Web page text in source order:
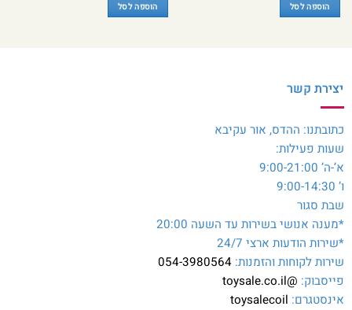
הוספה לסל הוספה לסל
יצירת קשר
כתובתנו: ההדס, אור עקיבא
שעות פעילות:
א’-ה’ 9:00-21:00
ו’ 9:00-14:30
שבת סגור
*מענה אנושי בשירות עד השעה 20:00
*שירות הודעות ארצי 24/7
שירות לקוחות והזמנות: 054-3980564
פייסבוק: @toysale.co.il
אינסטגרם: toysalecoil